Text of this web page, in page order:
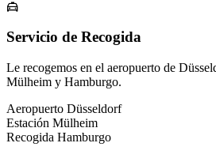
Servicio de Recogida
Le recogemos en el aeropuerto de
Mülheim y Hamburgo.
Aeropuerto Düsseldorf
Estación Mülheim
Recogida Hamburgo